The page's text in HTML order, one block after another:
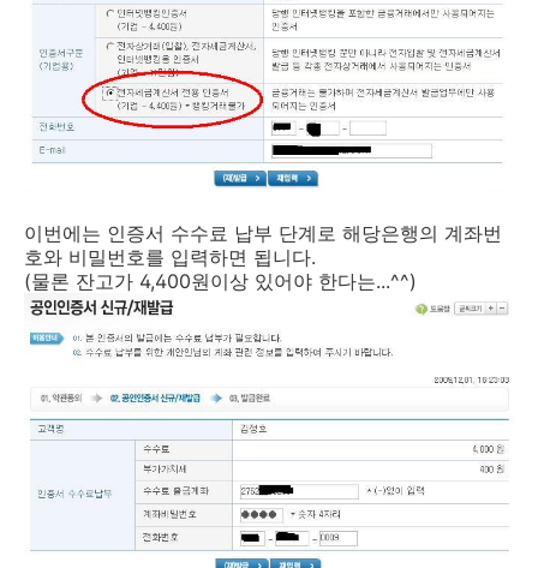
이번에는 인증서 수수료 납부 단계로 해당은행의 계좌번
호와 비밀번호를 입력하면 됩니다.
(물론 잔고가 4,400원이상 있어야 한다는...^^)